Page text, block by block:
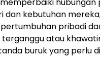
dan kebutuhan
pribadi
atau
buruk yang perlu